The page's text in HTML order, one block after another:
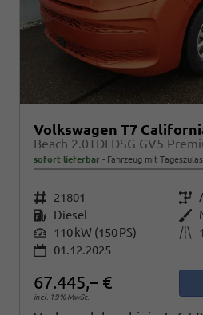
Volkswagen T7
Beach 2.0TDI DSG GV5
sofort lieferbar Fahrzeug mit
Fahrzeugnr. 21801 Getriebe
Kraftstoff Diesel Außenfarbe
Leistung 110 kW (150 PS) Kilometerstand
01.12.2025
67.445,– €
incl. 19% MwSt.